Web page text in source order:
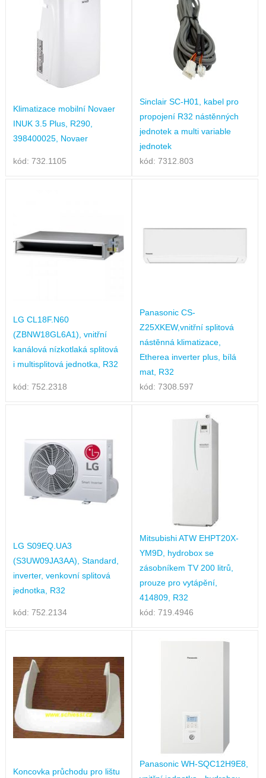
Klimatizace mobilní Novaer
INUK 3.5 Plus, R290,
398400025, Novaer
kód: 732.1105
Sinclair SC-H01, kabel pro
propojení R32 nástěnných
jednotek a multi variable
jednotek
kód: 7312.803
LG CL18F.N60
(ZBNW18GL6A1), vnitřní
kanálová nízkotlaká splitová
i multisplitová jednotka, R32
kód: 752.2318
Panasonic CS-
Z25XKEW,vnitřní splitová
nástěnná klimatizace,
Etherea inverter plus, bílá
mat, R32
kód: 7308.597
LG S09EQ.UA3
(S3UW09JA3AA), Standard,
inverter, venkovní splitová
jednotka, R32
kód: 752.2134
Mitsubishi ATW EHPT20X-
YM9D, hydrobox se
zásobníkem TV 200 litrů,
prouze pro vytápění,
414809, R32
kód: 719.4946
Koncovka průchodu pro lištu
Panasonic WH-SQC12H9E8,